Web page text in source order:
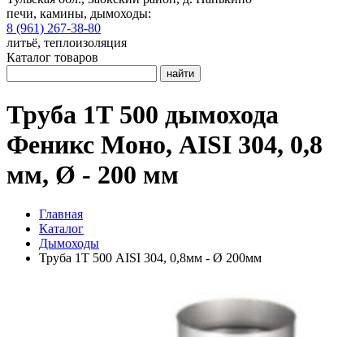
печи, камины, дымоходы:
8 (961) 267-38-80
литьё, теплоизоляция
Каталог товаров
найти
Труба 1Т 500 дымохода
Феникс Моно, AISI 304, 0,8
мм, Ø - 200 мм
Главная
Каталог
Дымоходы
Труба 1Т 500 AISI 304, 0,8мм - Ø 200мм